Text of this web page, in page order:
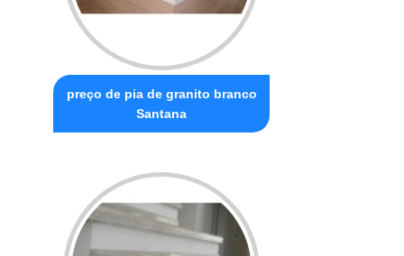
preço de pia de granito branco
Santana